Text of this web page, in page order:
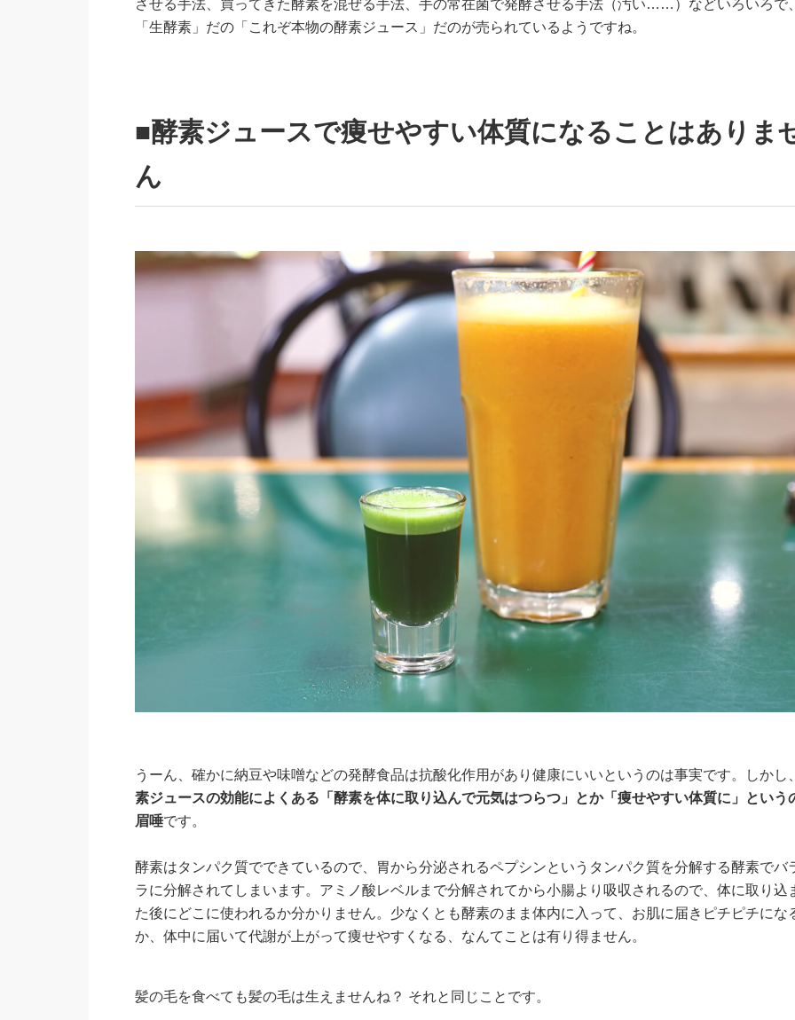
させる手法、買ってきた酵素を混ぜる手法、手の常在菌で発酵させる手法（汚い……）などいろいろで、
「生酵素」だの「これぞ本物の酵素ジュース」だのが売られているようですね。
■酵素ジュースで痩せやすい体質になることはありま
ん
うーん、確かに納豆や味噌などの発酵食品は抗酸化作用があり健康にいいというのは事実です。しかし、
素ジュースの効能によくある「酵素を体に取り込んで元気はつらつ」とか「痩せやすい体質に」という
眉唾です。
酵素はタンパク質でできているので、胃から分泌されるペプシンというタンパク質を分解する酵素でバ
ラに分解されてしまいます。アミノ酸レベルまで分解されてから小腸より吸収されるので、体に取り込
た後にどこに使われるか分かりません。少なくとも酵素のまま体内に入って、お肌に届きピチピチにな
か、体中に届いて代謝が上がって痩せやすくなる、なんてことは有り得ません。
髪の毛を食べても髪の毛は生えませんね？ それと同じことです。